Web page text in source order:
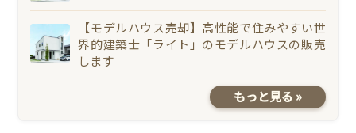
【モデルハウス売却】高性能で住みやすい世
界的建築士「ライト」のモデルハウスの販売
します
もっと見る »